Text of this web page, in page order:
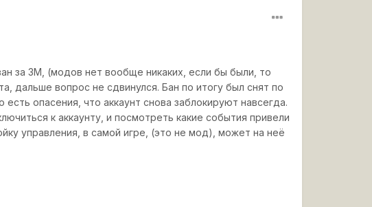
за ЗМ, (модов нет вообще никаких, если бы были, то
дальше вопрос не сдвинулся. Бан по итогу был снят по
опасения, что аккаунт снова заблокируют навсегда.
к аккаунту, и посмотреть какие события привели
управления, в самой игре, (это не мод), может на неё